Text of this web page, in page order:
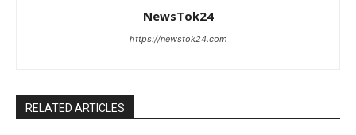
NewsTok24
https://newstok24.com
RELATED ARTICLES